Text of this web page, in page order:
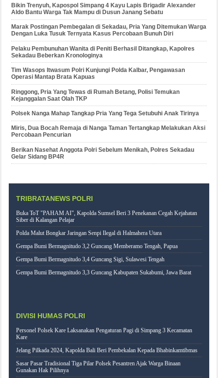
Bikin Trenyuh, Kapospol Simpang 4 Kayu Lapis Brigadir Alexander
Aldo Bantu Warga Tak Mampu di Dusun Janang Sebatu
Marak Postingan Pembegalan di Sekadau, Pria Yang Ditemukan Warga
Dengan Luka Tusuk Ternyata Kasus Percobaan Bunuh Diri
Pelaku Pembunuhan Wanita di Peniti Berhasil Ditangkap, Kapolres
Sekadau Beberkan Kronologinya
Tim Wasops Itwasum Polri Kunjungi Polda Kalbar, Pengawasan
Operasi Mantap Brata Kapuas
Ringgong, Pria Yang Tewas di Rumah Betang, Polisi Temukan
Kejanggalan Saat Olah TKP
Polsek Nanga Mahap Tangkap Pria Yang Tega Setubuhi Anak Tirinya
Miris, Dua Bocah Remaja di Nanga Taman Tertangkap Melakukan Aksi
Percobaan Pencurian
Berikan Nasehat Anggota Polri Sebelum Menikah, Polres Sekadau
Gelar Sidang BP4R
TRIBRATANEWS POLRI
Buka ToT "PAHAM AI", Kapolda Sumsel Beri 3 Penekanan Cegah Kejahatan
Siber di Kalangan Pelajar
Polda Malut Bongkar Jaringan Senpi Ilegal di Halmahera Utara
Gempa Bumi Bermagnitudo 3,2 Guncang Memberamo Tengah, Papua
Gempa Bumi Bermagnitudo 3,4 Guncang Sigi, Sulawesi Tengah
Gempa Bumi Bermagnitudo 3,3 Guncang Kabupaten Sukabumi, Jawa Barat
DIVISI HUMAS POLRI
Personel Polsek Kare Laksanakan Pengaturan Pagi di Simpang 3 Kecamatan
Kare
Jelang Pilkada 2024, Kapolda Bali Beri Pembekalan Kepada Bhabinkamtibmas
Sasar Pasar Tradisional Tiga Pilar Polsek Pesantren Ajak Warga Binaan
Gunakan Hak Pilihnya